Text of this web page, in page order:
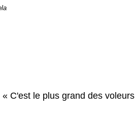
« C'est le plus grand des voleurs